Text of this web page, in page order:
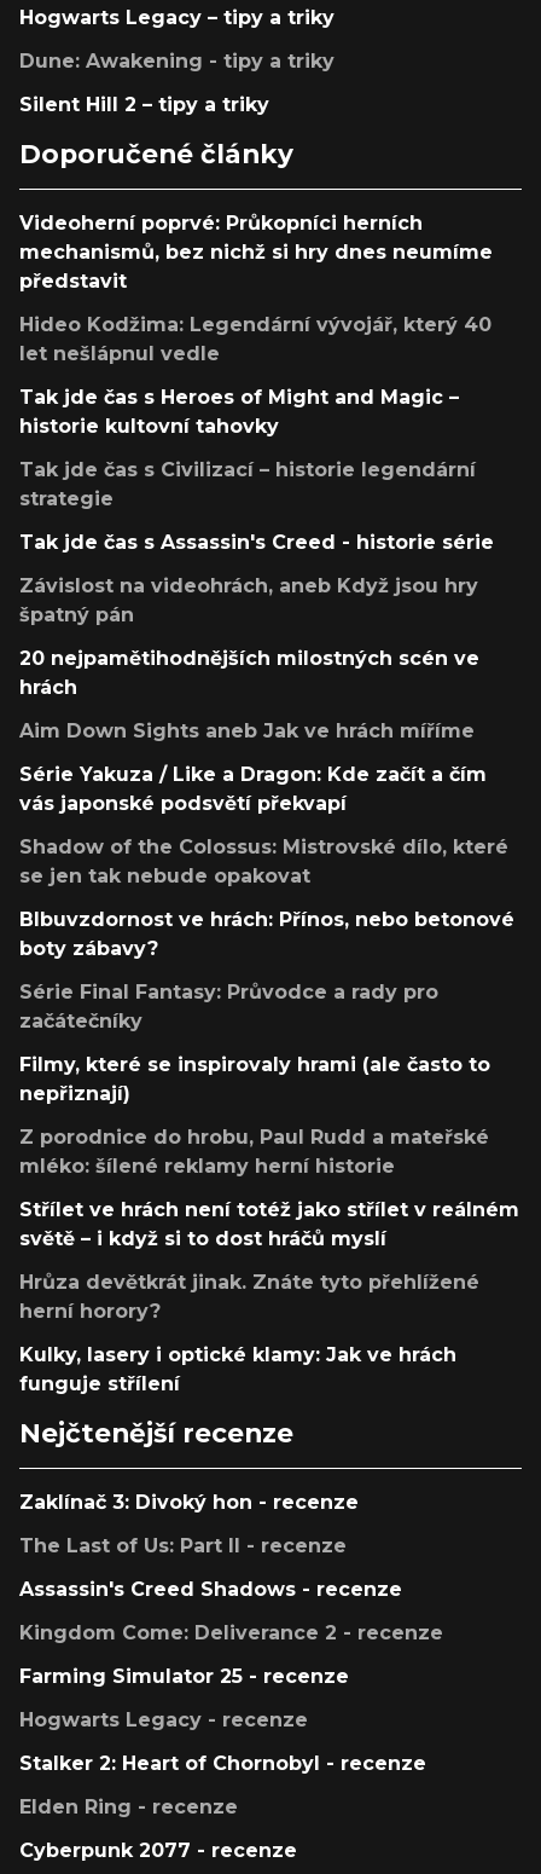
Hogwarts Legacy – tipy a triky
Dune: Awakening - tipy a triky
Silent Hill 2 – tipy a triky
Doporučené články
Videoherní poprvé: Průkopníci herních
mechanismů, bez nichž si hry dnes neumíme
představit
Hideo Kodžima: Legendární vývojář, který 40
let nešlápnul vedle
Tak jde čas s Heroes of Might and Magic –
historie kultovní tahovky
Tak jde čas s Civilizací – historie legendární
strategie
Tak jde čas s Assassin's Creed - historie série
Závislost na videohrách, aneb Když jsou hry
špatný pán
20 nejpamětihodnějších milostných scén ve
hrách
Aim Down Sights aneb Jak ve hrách míříme
Série Yakuza / Like a Dragon: Kde začít a čím
vás japonské podsvětí překvapí
Shadow of the Colossus: Mistrovské dílo, které
se jen tak nebude opakovat
Blbuvzdornost ve hrách: Přínos, nebo betonové
boty zábavy?
Série Final Fantasy: Průvodce a rady pro
začátečníky
Filmy, které se inspirovaly hrami (ale často to
nepřiznají)
Z porodnice do hrobu, Paul Rudd a mateřské
mléko: šílené reklamy herní historie
Střílet ve hrách není totéž jako střílet v reálném
světě – i když si to dost hráčů myslí
Hrůza devětkrát jinak. Znáte tyto přehlížené
herní horory?
Kulky, lasery i optické klamy: Jak ve hrách
funguje střílení
Nejčtenější recenze
Zaklínač 3: Divoký hon - recenze
The Last of Us: Part II - recenze
Assassin's Creed Shadows - recenze
Kingdom Come: Deliverance 2 - recenze
Farming Simulator 25 - recenze
Hogwarts Legacy - recenze
Stalker 2: Heart of Chornobyl - recenze
Elden Ring - recenze
Cyberpunk 2077 - recenze